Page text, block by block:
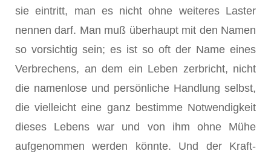
sie eintritt, man es nicht ohne weiteres Laster
nennen darf. Man muß überhaupt mit den Namen
so vorsichtig sein; es ist so oft der Name eines
Verbrechens, an dem ein Leben zerbricht, nicht
die namenlose und persönliche Handlung selbst,
die vielleicht eine ganz bestimme Notwendigkeit
dieses Lebens war und von ihm ohne Mühe
aufgenommen werden könnte. Und der Kraft-